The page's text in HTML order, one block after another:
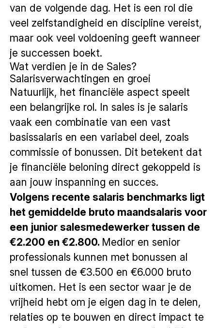
van de volgende dag. Het is een rol die
veel zelfstandigheid en discipline vereist,
maar ook veel voldoening geeft wanneer
je successen boekt.
Wat verdien je in de Sales?
Salarisverwachtingen en groei
Natuurlijk, het financiële aspect speelt
een belangrijke rol. In sales is je salaris
vaak een combinatie van een vast
basissalaris en een variabel deel, zoals
commissie of bonussen. Dit betekent dat
je financiële beloning direct gekoppeld is
aan jouw inspanning en succes.
Volgens recente salaris benchmarks ligt
het gemiddelde bruto maandsalaris voor
een junior salesmedewerker tussen de
€2.200 en €2.800. Medior en senior
professionals kunnen met bonussen al
snel tussen de €3.500 en €6.000 bruto
uitkomen. Het is een sector waar je de
vrijheid hebt om je eigen dag in te delen,
relaties op te bouwen en direct impact te